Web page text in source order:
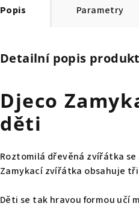
Popis Parametry
Detailní popis
Djeco
děti
Roztomilá dřevěná zvířátka
Zamykací zvířátka obsahuje
Děti se tak hravou formou učí